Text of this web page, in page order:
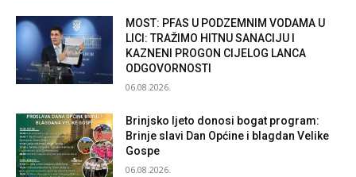
MOST: PFAS U PODZEMNIM VODAMA U
LICI: TRAŽIMO HITNU SANACIJU I
KAZNENI PROGON CIJELOG LANCA
ODGOVORNOSTI
06.08.2026.
Brinjsko ljeto donosi bogat program:
Brinje slavi Dan Općine i blagdan Velike
Gospe
06.08.2026.